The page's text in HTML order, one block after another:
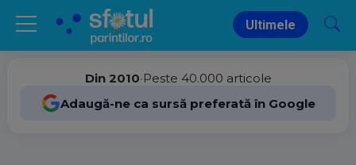
Ultimele
Din 2010•Peste 40.000 articole
Adaugă-ne ca sursă preferată în Google